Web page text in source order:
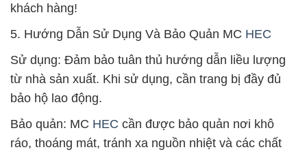
khách hàng!
5. Hướng Dẫn Sử Dụng Và Bảo Quản MC HEC
Sử dụng: Đảm bảo tuân thủ hướng dẫn liều lượng
từ nhà sản xuất. Khi sử dụng, cần trang bị đầy đủ
bảo hộ lao động.
Bảo quản: MC HEC cần được bảo quản nơi khô
ráo, thoáng mát, tránh xa nguồn nhiệt và các chất